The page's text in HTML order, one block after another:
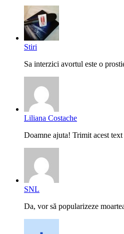
Stiri
Sa interzici avortul este o
Liliana Costache
Doamne ajuta! Trimit acest
SNL
Da, vor să popularizeze